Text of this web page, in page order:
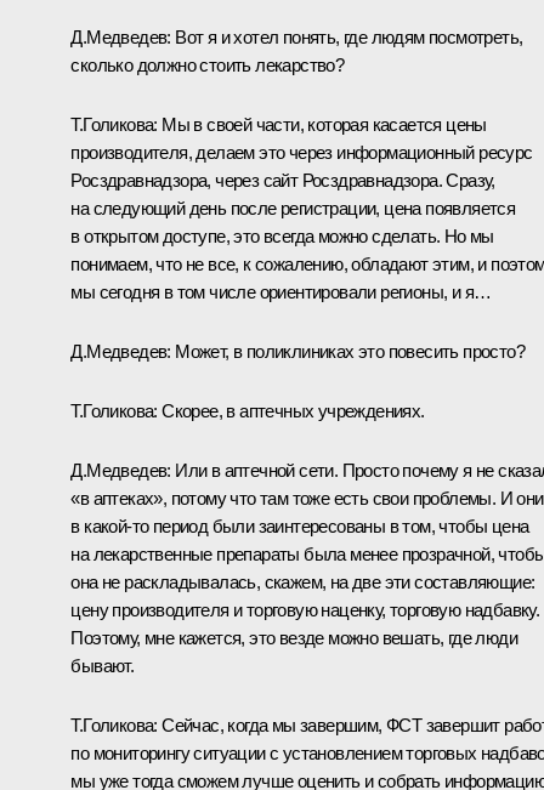
Д.Медведев: Вот я и хотел понять, где людям посмотреть,
сколько должно стоить лекарство?
Т.Голикова: Мы в своей части, которая касается цены
производителя, делаем это через информационный ресурс
Росздравнадзора, через сайт Росздравнадзора. Сразу,
на следующий день после регистрации, цена появляется
в открытом доступе, это всегда можно сделать. Но мы
понимаем, что не все, к сожалению, обладают этим, и
мы сегодня в том числе ориентировали регионы, и я…
Д.Медведев: Может, в поликлиниках это повесить просто?
Т.Голикова: Скорее, в аптечных учреждениях.
Д.Медведев: Или в аптечной сети. Просто почему я не
«в аптеках», потому что там тоже есть свои проблемы. И они
в какой‑то период были заинтересованы в том, чтобы цена
на лекарственные препараты была менее прозрачной,
она не раскладывалась, скажем, на две эти составляющие:
цену производителя и торговую наценку, торговую надбавку.
Поэтому, мне кажется, это везде можно вешать, где люди
бывают.
Т.Голикова: Сейчас, когда мы завершим, ФСТ завершит
по мониторингу ситуации с установлением торговых
мы уже тогда сможем лучше оценить и собрать